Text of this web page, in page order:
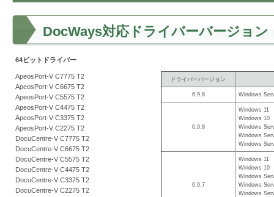
ス
削
支
援
DocWays対応ドライバーバージョン
64ビットドライバー
ApeosPort-V C7775 T2
ApeosPort-V C6675 T2
ApeosPort-V C5575 T2
ApeosPort-V C4475 T2
ApeosPort-V C3375 T2
ApeosPort-V C2275 T2
DocuCentre-V C7775 T2
DocuCentre-V C6675 T2
DocuCentre-V C5575 T2
DocuCentre-V C4475 T2
DocuCentre-V C3375 T2
DocuCentre-V C2275 T2
ドライバーバージョン
6.9.8 Windows
6.9.8
Windows 11
Windows 10
Windows
Windows
Windows
6.9.7
Windows 11
Windows 10
Windows
Windows
Windows